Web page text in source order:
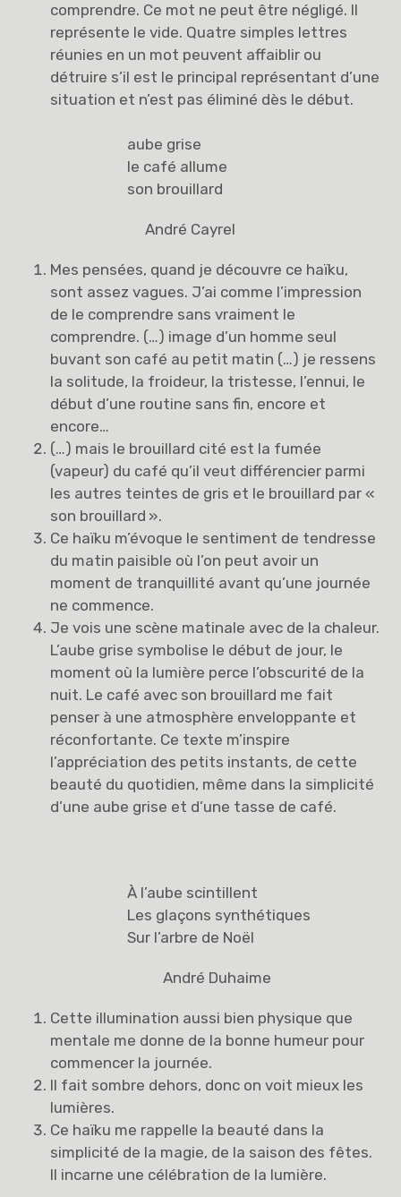
comprendre. Ce mot ne peut être négligé. Il
représente le vide. Quatre simples lettres
réunies en un mot peuvent affaiblir ou
détruire s’il est le principal représentant d’une
situation et n’est pas éliminé dès le début.
aube grise
le café allume
son brouillard
André Cayrel
Mes pensées, quand je découvre ce haïku,
sont assez vagues. J’ai comme l’impression
de le comprendre sans vraiment le
comprendre. (…) image d’un homme seul
buvant son café au petit matin (…) je ressens
la solitude, la froideur, la tristesse, l’ennui, le
début d’une routine sans fin, encore et
encore…
(…) mais le brouillard cité est la fumée
(vapeur) du café qu’il veut différencier parmi
les autres teintes de gris et le brouillard par «
son brouillard ».
Ce haïku m’évoque le sentiment de tendresse
du matin paisible où l’on peut avoir un
moment de tranquillité avant qu’une journée
ne commence.
Je vois une scène matinale avec de la chaleur.
L’aube grise symbolise le début de jour, le
moment où la lumière perce l’obscurité de la
nuit. Le café avec son brouillard me fait
penser à une atmosphère enveloppante et
réconfortante. Ce texte m’inspire
l’appréciation des petits instants, de cette
beauté du quotidien, même dans la simplicité
d’une aube grise et d’une tasse de café.
À l’aube scintillent
Les glaçons synthétiques
Sur l’arbre de Noël
André Duhaime
Cette illumination aussi bien physique que
mentale me donne de la bonne humeur pour
commencer la journée.
Il fait sombre dehors, donc on voit mieux les
lumières.
Ce haïku me rappelle la beauté dans la
simplicité de la magie, de la saison des fêtes.
Il incarne une célébration de la lumière.